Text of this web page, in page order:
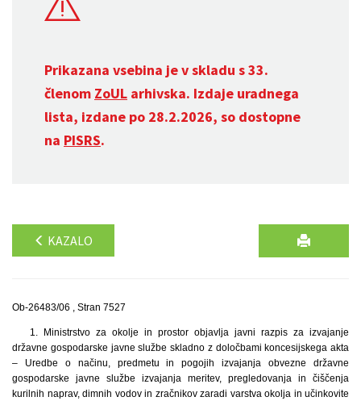
Prikazana vsebina je v skladu s 33.
členom ZoUL arhivska. Izdaje uradnega
lista, izdane po 28.2.2026, so dostopne
na PISRS.
KAZALO
Ob-26483/06 , Stran 7527
1. Ministrstvo za okolje in prostor objavlja javni razpis za izvajanje
državne gospodarske javne službe skladno z določbami koncesijskega akta
– Uredbe o načinu, predmetu in pogojih izvajanja obvezne državne
gospodarske javne službe izvajanja meritev, pregledovanja in čiščenja
kurilnih naprav, dimnih vodov in zračnikov zaradi varstva okolja in učinkovite